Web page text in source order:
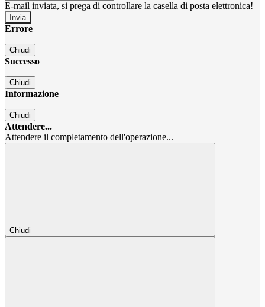
E-mail inviata, si prega di controllare la casella di posta elettronica!
Errore
Chiudi
Successo
Chiudi
Informazione
Chiudi
Attendere...
Attendere il completamento dell'operazione...
Chiudi